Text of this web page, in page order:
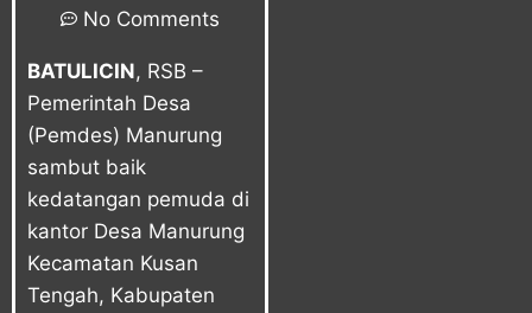
No Comments
BATULICIN, RSB –
Pemerintah Desa
(Pemdes) Manurung
sambut baik
kedatangan pemuda di
kantor Desa Manurung
Kecamatan Kusan
Tengah, Kabupaten